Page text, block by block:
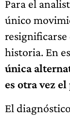
Para el
único
resignificarse
historia. En
única
es otra vez
El